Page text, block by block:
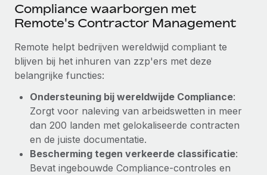
Lever en track wereldwijd IT-middelen
Entiteiten oprichten
Stel snel compliant entiteiten op
Mobiliteit en overplaatsing
Plaats werknemers moeiteloos over
Secundaire arbeidsvoorwaarden
Eenvoudig secundaire arbeidsvoorwaarden
beheren
EOR en PEO
Contractor Management
Belastingen
Naar de blog
BLOG
Productupdates van Remote: Gusto- en Xero-
integraties en Contractor Management Plus
Compliance waarborgen met
Remote's Contractor Management
Remote helpt bedrijven wereldwijd compliant te
blijven bij het inhuren van zzp'ers met deze
belangrijke functies:
Ondersteuning bij wereldwijde Compliance:
Zorgt voor naleving van arbeidswetten in meer
dan 200 landen met gelokaliseerde contracten
en de juiste documentatie.
Bescherming tegen verkeerde classificatie:
Bevat ingebouwde Compliance-controles en